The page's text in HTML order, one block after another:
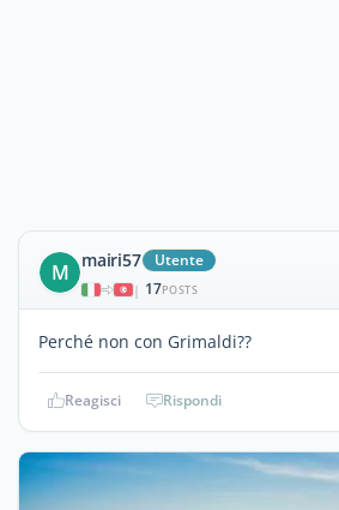
M mairi57 Utente
| 17POSTS
Perché non con Grimaldi??
Reagisci Rispondi